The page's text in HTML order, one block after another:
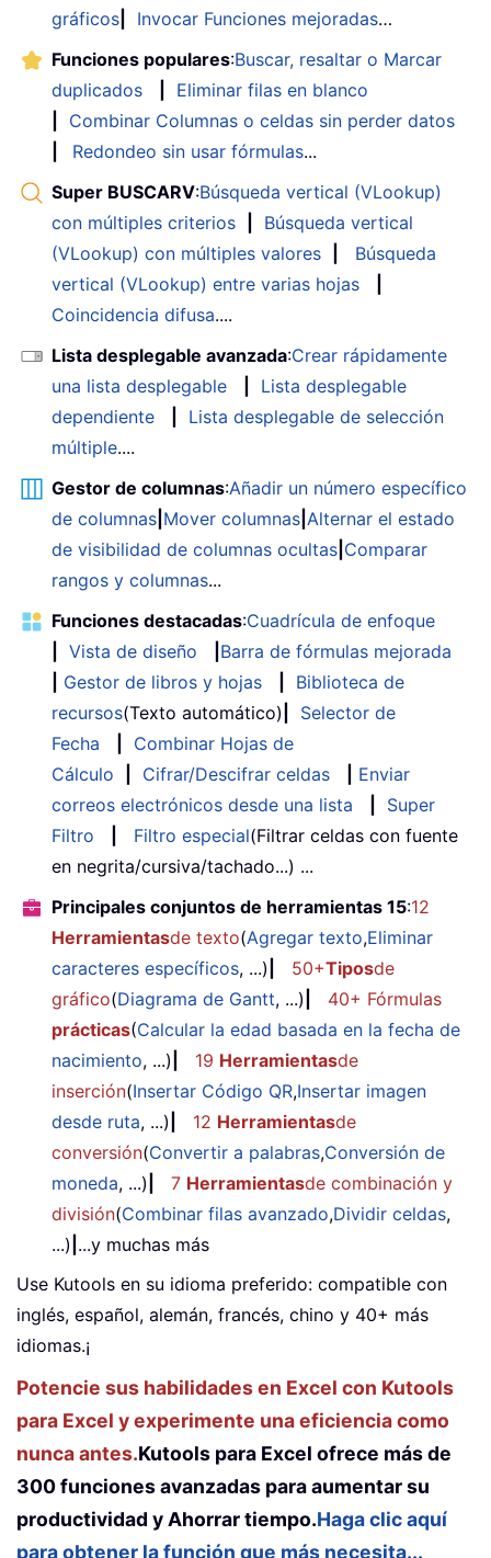
gráficos Invocar Funciones mejoradas…
Funciones populares:Buscar, resaltar o Marcar
duplicados
Eliminar filas en blanco
Combinar Columnas o celdas sin perder datos
Redondeo sin usar fórmulas...
Super BUSCARV:Búsqueda vertical (VLookup)
con múltiples criterios
Búsqueda vertical
(VLookup) con múltiples valores
Búsqueda
vertical (VLookup) entre varias hojas
Coincidencia difusa....
Lista desplegable avanzada:Crear rápidamente
una lista desplegable
Lista desplegable
dependiente
Lista desplegable de selección
múltiple....
Gestor de columnas:Añadir un número específico
de columnas Mover columnas Alternar el estado
de visibilidad de columnas ocultas Comparar
rangos y columnas...
Funciones destacadas:Cuadrícula de enfoque
Vista de diseño
Barra de fórmulas mejorada
Gestor de libros y hojas
Biblioteca de
recursos(Texto automático)
Selector de
Fecha
Combinar Hojas de
Cálculo
Cifrar/Descifrar celdas
Enviar
correos electrónicos desde una lista
Super
Filtro
Filtro especial(Filtrar celdas con fuente
en negrita/cursiva/tachado...) ...
Principales conjuntos de herramientas 15:12
Herramientasde texto(Agregar texto,Eliminar
caracteres específicos, ...) 50+Tiposde
gráfico(Diagrama de Gantt, ...)
40+ Fórmulas
prácticas(Calcular la edad basada en la fecha de
nacimiento, ...) 19 Herramientasde
inserción(Insertar Código QR,Insertar imagen
desde ruta, ...) 12 Herramientasde
conversión(Convertir a palabras,Conversión de
moneda, ...) 7 Herramientasde combinación y
división(Combinar filas avanzado,Dividir celdas,
...) ...y muchas más
Use Kutools en su idioma preferido: compatible con
inglés, español, alemán, francés, chino y 40+ más
idiomas.¡
Potencie sus habilidades en Excel con Kutools
para Excel y experimente una eficiencia como
nunca antes.Kutools para Excel ofrece más de
300 funciones avanzadas para aumentar su
productividad y Ahorrar tiempo.Haga clic aquí
para obtener la función que más necesita...